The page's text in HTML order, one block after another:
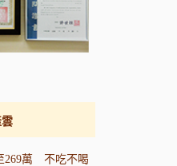
269萬 不吃不喝